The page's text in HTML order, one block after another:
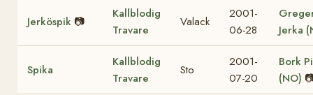
Jerköspik 📷
Kallblodig
Travare
Valack
2001-
06-28
Jerka
Spika
Kallblodig
Travare
Sto
2001-
07-20
Bork
(NO)